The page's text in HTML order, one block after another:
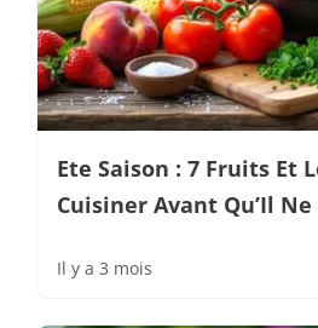
Ete Saison : 7 Fruits Et
Cuisiner Avant Qu’Il
Il y a 3 mois